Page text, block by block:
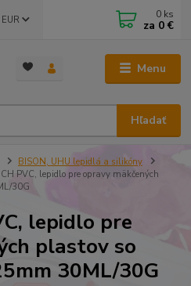
Menu
EUR
Hľadať
0 ks
za 0 €
BISON, UHU lepidlá a silikóny
PVC, lepidlo pre opravy mäkčených
30G
lepidlo pre
plastov so
30ML/30G